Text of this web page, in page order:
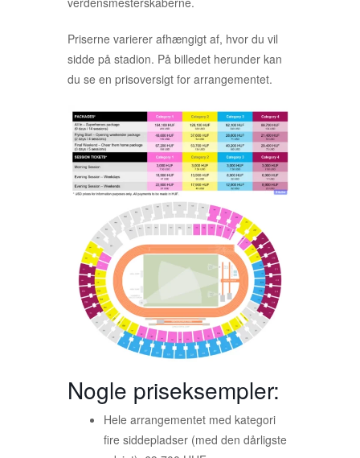
Priserne varierer afhængigt af, hvor du vil
sidde på stadion. På billedet herunder kan
du se en prisoversigt for arrangementet.
Nogle priseksempler:
Hele arrangementet med kategori
fire siddepladser (med den dårligste